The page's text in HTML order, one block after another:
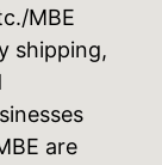
MBE
shipping,
are